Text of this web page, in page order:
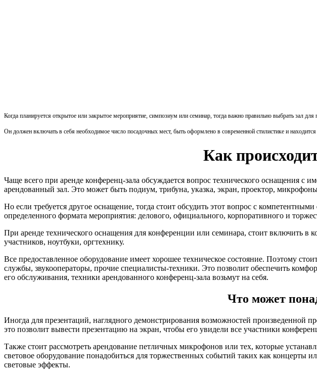
Когда планируется открытое или закрытое мероприятие, симпозиум или семинар, тогда важно правильно выбрать зал для
Он должен включать в себя необходимое число посадочных мест, быть оформлено в современной стилистике и
Как
Чаще всего при аренде конференц-зала обсуждается вопрос технического оснащения
арендованный зал. Это может быть подиум, трибуна, указка, экран, проектор,
Но если требуется другое оснащение, тогда стоит обсудить этот вопрос с
определенного формата мероприятия: делового, официального, корпоративного и
При аренде технического оснащения для конференции или семинара, стоит включить в
участников, ноутбуки, оргтехнику.
Все предоставленное оборудование имеет хорошее техническое состояние. Поэтому
службы, звукооператоры, прочие специалисты-техники. Это позволит обеспечить
его обслуживания, техники арендованного конференц-зала возьмут на себя.
Что может
Иногда для презентаций, наглядного демонстрирования возможностей произведенной
это позволит вывести презентацию на экран, чтобы его увидели все участники
Также стоит рассмотреть арендование петличных микрофонов или тех, которые
световое оборудование понадобиться для торжественных событий таких как
световые эффекты.